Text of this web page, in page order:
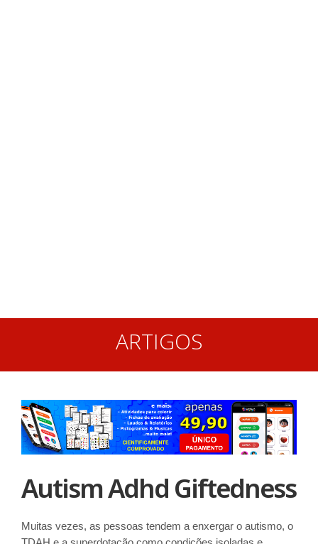
ARTIGOS
Autism Adhd Giftedness
Muitas vezes, as pessoas tendem a enxergar o autismo, o